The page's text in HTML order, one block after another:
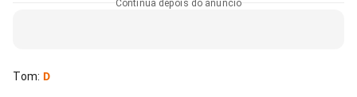
Continua depois do anúncio
Tom: D